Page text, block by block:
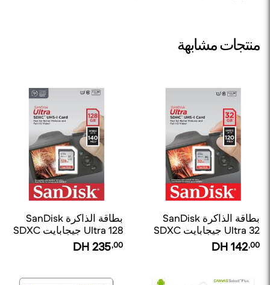
منتجات مشابهة
بطاقة الذاكرة SanDisk
Ultra 32 جيجابايت SDXC
UHS-I
142,00
بطاقة الذاكرة SanDisk
Ultra 128 جيجابايت SDXC
UHS-I
235,00